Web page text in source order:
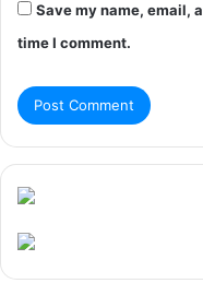
Save my name, email,
time I comment.